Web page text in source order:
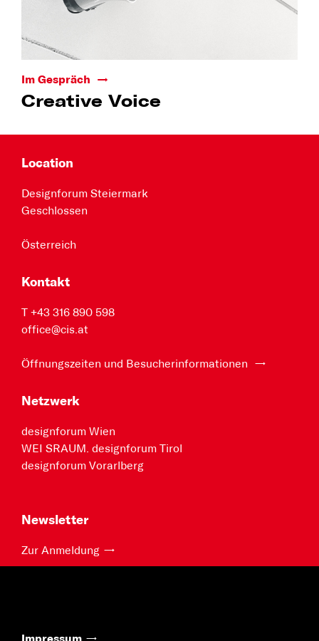
Im Gespräch
Creative Voice
Location
Designforum Steiermark
Geschlossen
Österreich
Kontakt
T +43 316 890 598
office@cis.at
Öffnungszeiten und Besucherinformationen
Netzwerk
designforum Wien
WEI SRAUM. designforum Tirol
designforum Vorarlberg
Newsletter
Zur Anmeldung